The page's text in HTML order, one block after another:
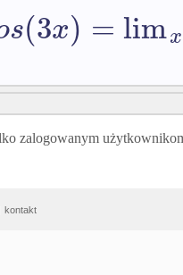
s(3x) = limx
zalogowanym
kontakt